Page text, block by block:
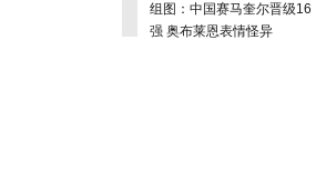
组图：中国赛马奎尔晋级16
强 奥布莱恩表情怪异